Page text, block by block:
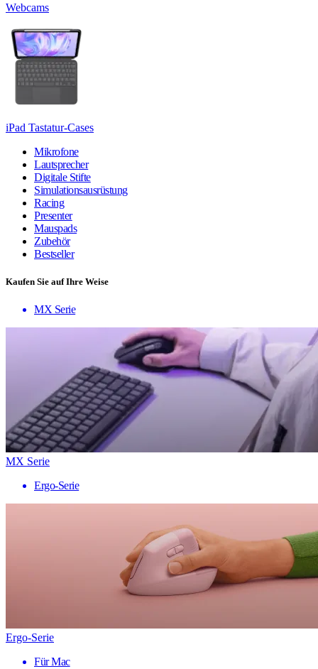
Webcams
iPad Tastatur-Cases
Mikrofone
Lautsprecher
Digitale Stifte
Simulationsausrüstung
Racing
Presenter
Mauspads
Zubehör
Bestseller
Kaufen Sie auf Ihre Weise
MX Serie
MX Serie
Ergo-Serie
Ergo-Serie
Für Mac